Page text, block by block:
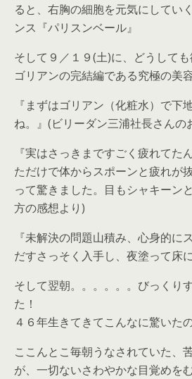
ると、右胸の細胞を元気にしてい
ンス『パリスンベール』
そして９／１９(土)に、どうしても
ゴリアンの完結編である究極の美
『まずはゴリアン（化粧水）で下
ね。』(ビリーダン三浦社長さんの
『実はさっきまですごく疲れてた
ただけで体からスポーンと疲れが
って驚きました。目もシャキーン
方の感想より)
『未解決の問題山積み、心身的に
だすさっそく入手し、夜塗って床
そして翌朝。。。。。。びっくり
た！
４６年生きてきてこんなに驚いた
ここんとこ毎朝うなされていた、
が、一切ないさわやかな目覚めを